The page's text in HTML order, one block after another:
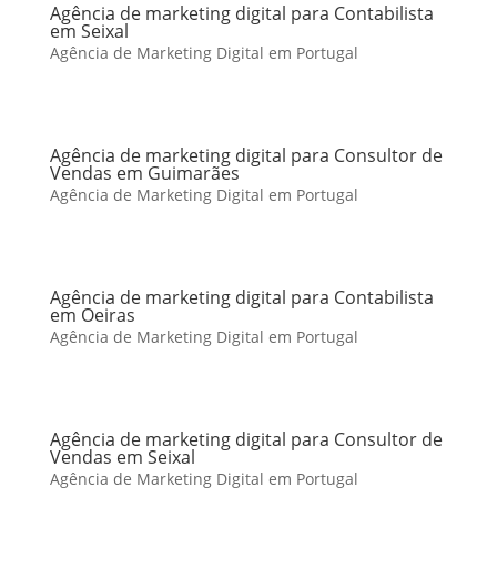
Agência de marketing digital para Contabilista
em Seixal
Agência de Marketing Digital em Portugal
Agência de marketing digital para Consultor de
Vendas em Guimarães
Agência de Marketing Digital em Portugal
Agência de marketing digital para Contabilista
em Oeiras
Agência de Marketing Digital em Portugal
Agência de marketing digital para Consultor de
Vendas em Seixal
Agência de Marketing Digital em Portugal